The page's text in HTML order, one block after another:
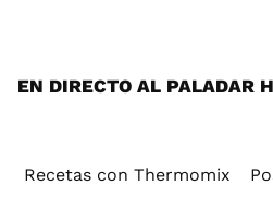
EN DIRECTO AL PALADAR
Recetas con Thermomix